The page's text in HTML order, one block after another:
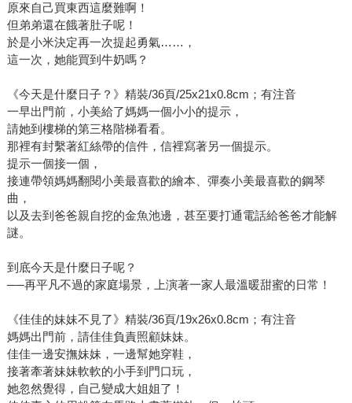
原來自己買東西這麼難啊！
但弟弟還在餓著肚子呢！
於是小米決定再一次提起勇氣……，
這一次，她能買到牛奶嗎？
《今天是什麼日子？》精裝/36頁/25x21x0.8cm；有注音
一早出門前，小美給了媽媽一個小小的提示，
請她到樓梯的第三格階梯看看。
那裡有封繫著紅絲帶的信件，信裡寫著另一個提示。
提示一個接一個，
接連帶領媽媽翻閱小美最喜歡的繪本、彈奏小美最喜歡的鋼琴
曲，
以及去到爸爸親自挖的金魚池邊，甚至要打通電話給爸爸才能解
謎。
到底今天是什麼日子呢？
──再平凡不過的家庭場景，上演著一家人最溫暖甜蜜的日常！
《佳佳的妹妹不見了》精裝/36頁/19x26x0.8cm；有注音
媽媽出門前，請佳佳負責照顧妹妹。
佳佳一邊安撫妹妹，一邊幫她穿鞋，
接著牽著妹妹軟軟的小手到門口玩，
她忽然覺得，自己變成大姐姐了！